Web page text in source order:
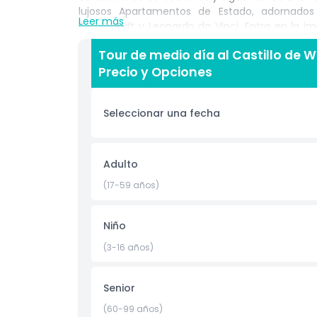
lujosos Apartamentos de Estado,
Rembrandt y Leonardo da Vinci. Entra en la
final de la Reina Isabel II, el Príncipe Felipe y
medio día al Castillo de Windsor desde
y una guía de audio multilingüe, para que
Perfecto para quienes tienen poco tiempo
británica, este tour al Castillo de Windsor
Inclusiones
Política para Niños y Adultos
Ubicación
Leer más
Tour de medio día al Castillo de
Precio y Opciones
Seleccionar una fecha
Adulto
(17-59 años)
Niño
(3-16 años)
Senior
(60-99 años)